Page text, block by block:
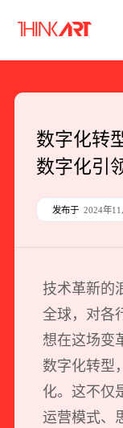
企业网
数字产品
外贸独
数字化转
数字化引
发布于 2024年11
技术革新的
全球，对各
想在这场变
数字化转型
化。这不仅
运营模式、